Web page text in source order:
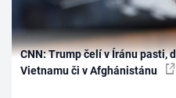
CNN: Trump čelí v Íránu pasti,
Vietnamu či v Afghánistánu